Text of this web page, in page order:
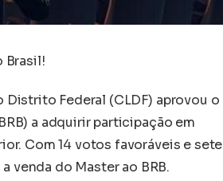
Brasil!
Federal (CLDF) aprovou o
a adquirir participação em
Com 14 votos favoráveis e sete
venda do Master ao BRB.